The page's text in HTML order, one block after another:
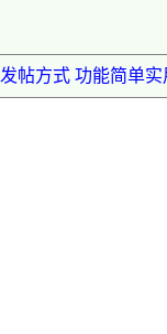
帖方式 功能简单